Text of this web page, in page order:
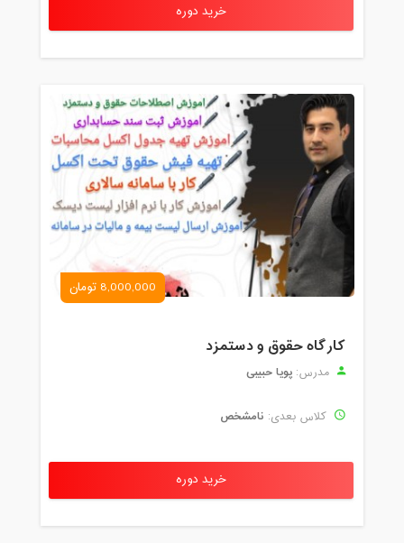
خرید دوره
8,000,000 تومان
کارگاه حقوق و دستمزد
مدرس: پویا حبیبی
کلاس بعدی: نامشخص
خرید دوره